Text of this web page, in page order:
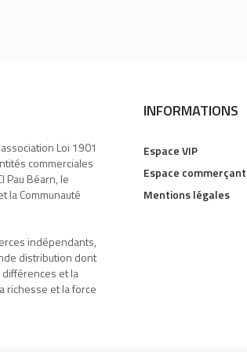
Loi 1901
commerciales
Pau Béarn, le
la Communauté
indépendants,
distribution dont
et la
richesse et la force
INFORMATIONS
Espace VIP
Espace commerçant
Mentions légales